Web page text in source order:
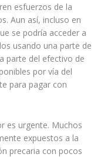
esfuerzos de la
Aun así, incluso en
se podría acceder a
usando una parte de
parte del efectivo de
por vía del
para pagar con
es urgente. Muchos
expuestos a la
precaria con pocos